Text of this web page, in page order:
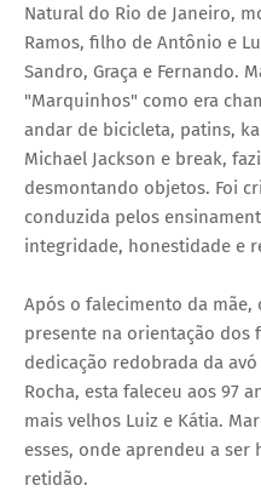
Natural do Rio de Janeiro,
Ramos, filho de Antônio e
Sandro, Graça e Fernando.
"Marquinhos" como era
andar de bicicleta, patins,
Michael Jackson e break,
desmontando objetos. Foi
conduzida pelos
integridade, honestidade e
Após o falecimento da
presente na orientação dos
dedicação redobrada da
Rocha, esta faleceu aos 97
mais velhos Luiz e Kátia.
esses, onde aprendeu a
retidão.